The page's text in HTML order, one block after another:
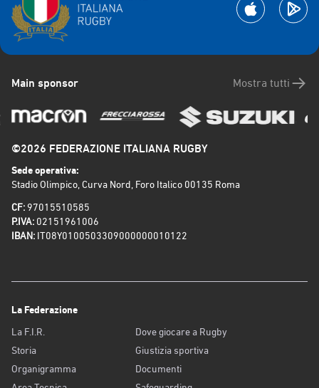
©2026 FEDERAZIONE ITALIANA RUGBY
Sede operativa:
Stadio Olimpico, Curva Nord, Foro Italico 00135 Roma
CF: 97015510585
P.IVA: 02151961006
IBAN: IT08Y0100503309000000010122
Main sponsor Mostra tutti
La Federazione
La F.I.R.
Storia
Organigramma
Dove giocare a Rugby
Giustizia sportiva
Documenti